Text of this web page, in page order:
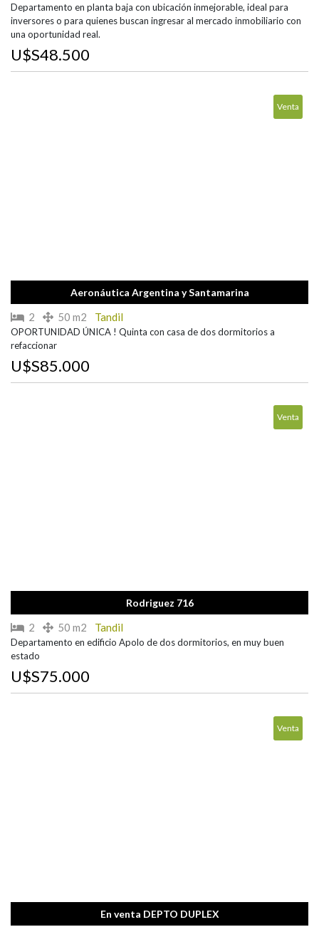
Departamento en planta baja con ubicación inmejorable, ideal para
inversores o para quienes buscan ingresar al mercado inmobiliario con
una oportunidad real.
U$S48.500
Venta
Aeronáutica Argentina y Santamarina
2 50 m2 Tandil
OPORTUNIDAD ÚNICA ! Quinta con casa de dos dormitorios a
refaccionar
U$S85.000
Venta
Rodriguez 716
2 50 m2 Tandil
Departamento en edificio Apolo de dos dormitorios, en muy buen
estado
U$S75.000
Venta
En venta DEPTO DUPLEX